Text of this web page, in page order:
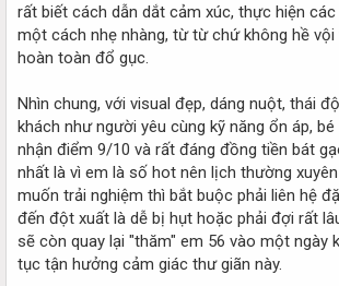
rất biết cách dẫn dắt cảm xúc, thực hiện
một cách nhẹ nhàng, từ từ chứ không hề vội
hoàn toàn đổ gục.
Nhìn chung, với visual đẹp, dáng nuột, thái
khách như người yêu cùng kỹ năng ổn áp,
nhận điểm 9/10 và rất đáng đồng tiền bát
nhất là vì em là số hot nên lịch thường
muốn trải nghiệm thì bắt buộc phải liên hệ
đến đột xuất là dễ bị hụt hoặc phải đợi rất
sẽ còn quay lại "thăm" em 56 vào một ngày
tục tận hưởng cảm giác thư giãn này.